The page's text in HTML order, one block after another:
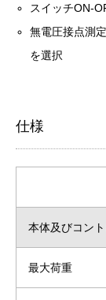
スイッチON-
無電圧接点測
を選択
仕様
本体及びコン
最大荷重